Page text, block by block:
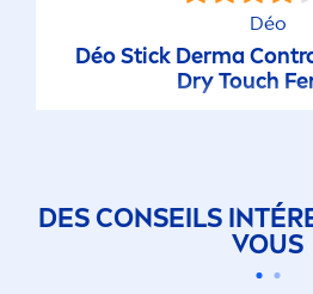
Déo
Déo Stick Derma
Dry Touch
DES CONSEILS
VOUS